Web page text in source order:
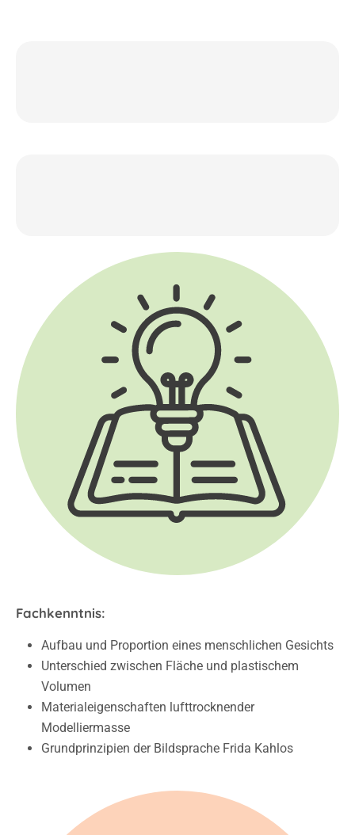
Fachkenntnis:
Aufbau und Proportion eines menschlichen Gesichts
Unterschied zwischen Fläche und plastischem
Volumen
Materialeigenschaften lufttrocknender
Modelliermasse
Grundprinzipien der Bildsprache Frida Kahlos